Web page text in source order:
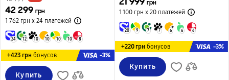
42 299 грн
1 762 грн х 24 платежей
24 12 10 10 10 10 8
+423 грн бонусов -3%
Купить
грн
1 100 грн х 20платежей
20 9 7 7 6 6 6
+220 грн бонусов -3%
Купить